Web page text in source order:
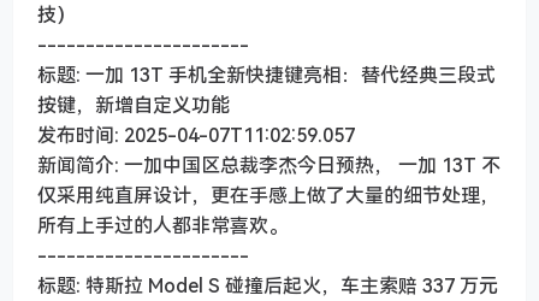
技）
----------------------
标题: 一加 13T 手机全新快捷键亮相：替代经典三段式
按键，新增自定义功能
发布时间: 2025-04-07T11:02:59.057
新闻简介: 一加中国区总裁李杰今日预热， 一加 13T 不
仅采用纯直屏设计，更在手感上做了大量的细节处理，
所有上手过的人都非常喜欢。
----------------------
标题: 特斯拉 Model S 碰撞后起火，车主索赔 337 万元